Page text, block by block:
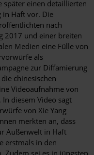
später einen detaillierten
in Haft vor. Die
nach
2017 und einer breiten
Medien eine Fülle von
als
zur Diffamierung
chinesischen
Videoaufnahme von
diesem Video sagt
von Xie Yang
merkten an, dass
Außenwelt in Haft
erstmals in den
Zudem sei es in jüngsten